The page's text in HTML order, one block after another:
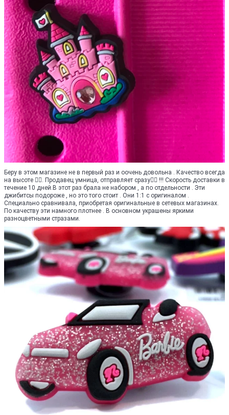
Беру в этом магазине не в первый раз и оочень довольна . Качество всегда
на высоте 👍🏻. Продавец умница, отправляет сразу☝🏻 !!! Скорость доставки в
течение 10 дней.В этот раз брала не набором , а по отдельности . Эти
джибитсы подороже , но это того стоит . Они 1:1 с оригиналом .
Специально сравнивала, приобретая оригинальные в сетевых магазинах.
По качеству эти намного плотнее . В основном украшены яркими
разноцветными стразами.